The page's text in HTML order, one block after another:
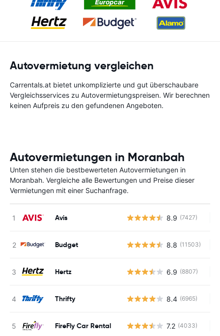
Autovermietung vergleichen
Carrentals.at bietet unkomplizierte und gut überschaubare
Vergleichsservices zu Autovermietungspreisen. Wir berechnen
keinen Aufpreis zu den gefundenen Angeboten.
Autovermietungen in Moranbah
Unten stehen die bestbewerteten Autovermietungen in
Moranbah. Vergleiche alle Bewertungen und Preise dieser
Vermietungen mit einer Suchanfrage.
Avis 8.9 (7427)
Budget 8.8 (11503)
Hertz 6.9 (8807)
Thrifty 8.4 (6965)
FireFly Car Rental 7.2 (4033)